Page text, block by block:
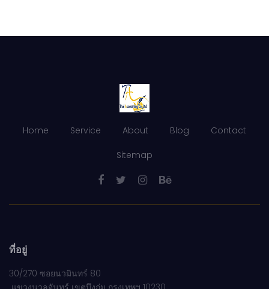
Home Service About Blog Contact
Sitemap
ที่อยู่
30/270 ซอยนวมินทร์ 80